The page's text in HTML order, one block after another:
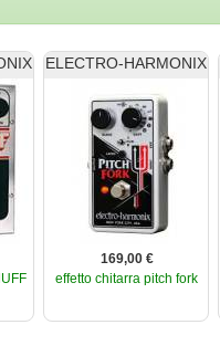
ELECTRO-HARMONIX
169,00 €
effetto chitarra pitch fork